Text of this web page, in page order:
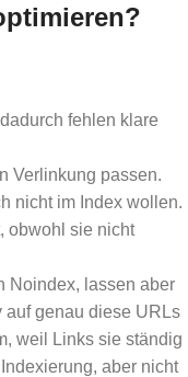
fehlen klare
Verlinkung passen.
nicht im Index wollen.
obwohl sie nicht
Noindex, lassen aber
auf genau diese URLs
weil Links sie ständig
aber nicht